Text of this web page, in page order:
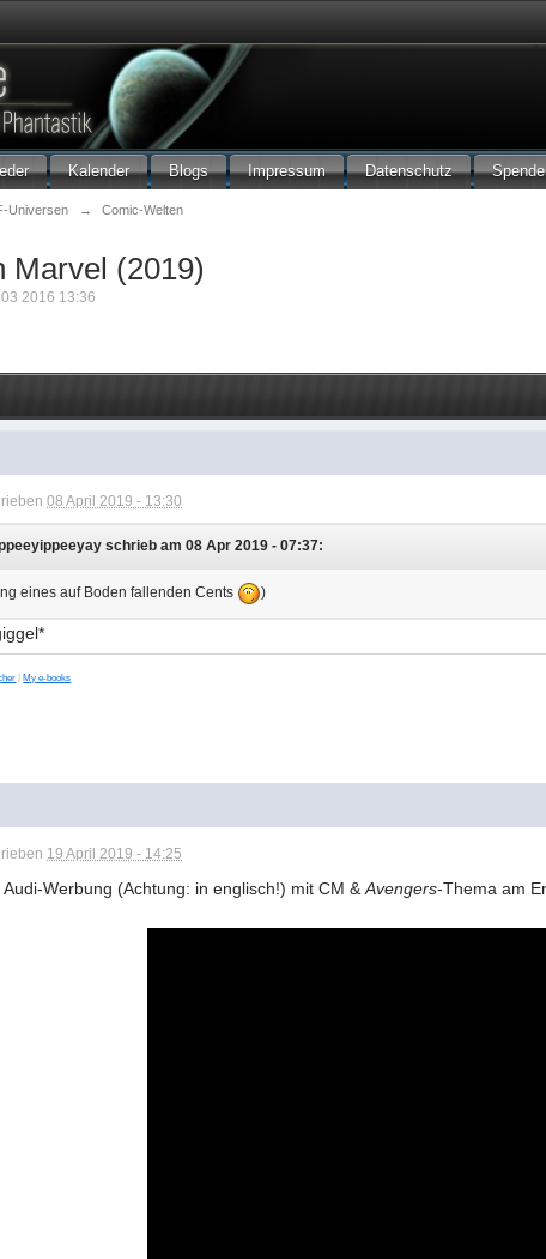
Kalender Blogs Impressum Datenschutz
Universen → Comic-Welten
Marvel (2019)
2016 13:36
08 April 2019 - 13:30
schrieb am 08 Apr 2019 - 07:37:
eines auf Boden fallenden Cents )
My e-books
19 April 2019 - 14:25
Audi-Werbung (Achtung: in englisch!) mit CM &Avengers-Thema am